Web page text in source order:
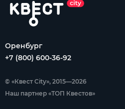
Оренбург
+7 (800) 600-36-92
© «Квест City», 2015—2026
Наш партнер «ТОП Квестов»